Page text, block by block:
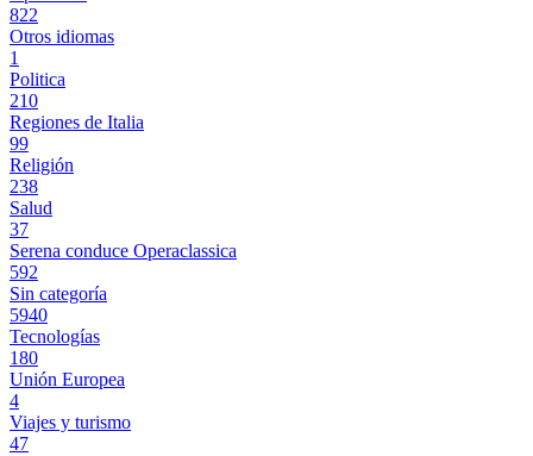
822
Otros idiomas
1
Politica
210
Regiones de Italia
99
Religión
238
Salud
37
Serena conduce Operaclassica
592
Sin categoría
5940
Tecnologías
180
Unión Europea
4
Viajes y turismo
47